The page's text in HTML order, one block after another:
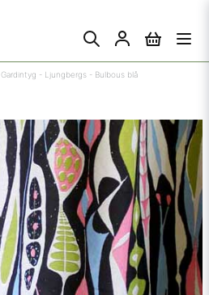
Gardintyg - Ljungbergs - Bulbous blå